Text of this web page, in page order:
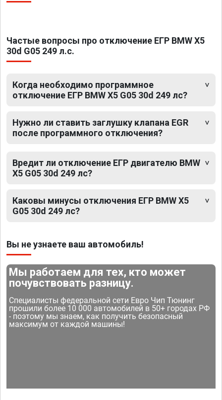
Частые вопросы про отключение ЕГР BMW X5
30d G05 249 л.с.
Когда необходимо программное
отключение ЕГР BMW X5 G05 30d 249 лс?
Нужно ли ставить заглушку клапана EGR
после программного отключения?
Вредит ли отключение ЕГР двигателю BMW
X5 G05 30d 249 лс?
Каковы минусы отключения ЕГР BMW X5
G05 30d 249 лс?
Вы не узнаете ваш автомобиль!
Мы работаем для тех, кто может
почувствовать разницу.
Специалисты федеральной сети Евро Чип Тюнинг
прошили более 10 000 автомобилей в 50+ городах РФ
- поэтому мы знаем, как получить безопасный
максимум от каждой машины!